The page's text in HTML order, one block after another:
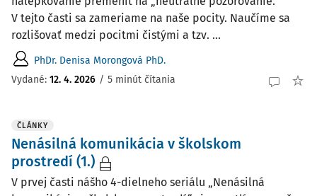
V tejto časti sa zameriame na naše pocity. Naučíme sa
rozlišovať medzi pocitmi čistými a tzv. ...
PhDr. Denisa Morongová PhD.
Vydané: 12. 4. 2026 / 5 minút čítania
ČLÁNKY
Nenásilná komunikácia v školskom
prostredí (1.)
V prvej časti nášho 4-dielneho seriálu „Nenásilná